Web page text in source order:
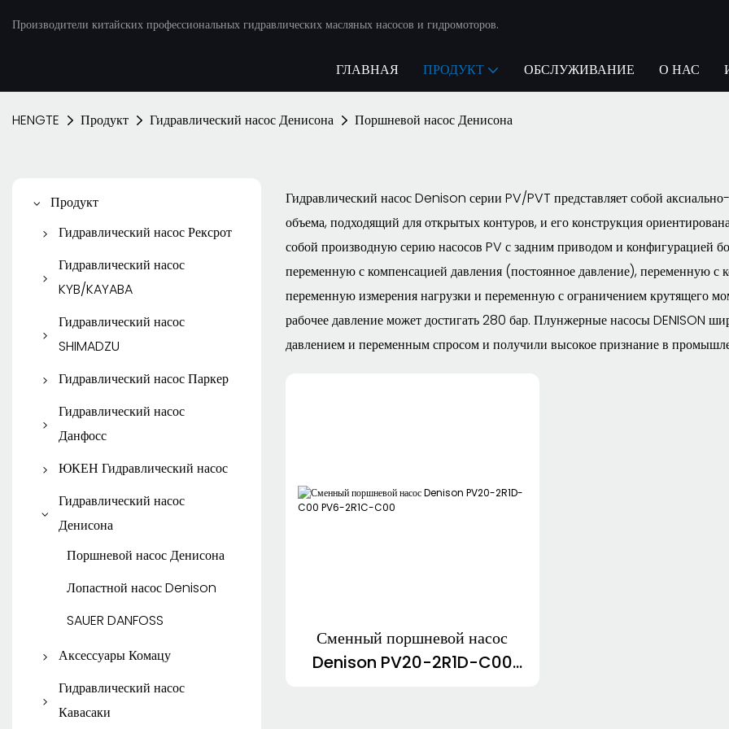
Производители китайских профессиональных гидравлических масляных насосов и гидромоторов.
ГЛАВНАЯ ПРОДУКТ ОБСЛУЖИВАНИЕ О НАС
HENGTE Продукт Гидравлический насос Денисона Поршневой насос Денисона
Продукт
Гидравлический насос Рексрот
Поршневой насос Рексрот
Рексрот лопастной насос
Шестеренчатый насос
Рексрот
Гидравлический двигатель
Рексрот
Гидравлический насос
KYB/KAYABA
Шестеренчатый насос
KYB/KAYABA
KYB Поршневой насос
KYB Путешествие Мотор
Гидравлический насос
SHIMADZU
Шестеренчатый насос
Гидравлический насос Паркер
Поршневой насос Паркер
Паркер лопастной насос
Шестеренчатый насос
Паркер
Гидравлический двигатель
Паркер
Гидравлический насос
Данфосс
Поршневой насос Данфосс
Шестеренчатый насос
Данфосс
ЮКЕН Гидравлический насос
ЮКЕН поршневой насос
YUKEN лопастной насос
Гидравлический насос
Денисона
Поршневой насос Денисона
Лопастной насос Denison
SAUER DANFOSS
Аксессуары Комацу
Запасные части Комацу
Гидравлический насос
Кавасаки
Гидравлический насос Denison серии PV/PVT представляет собой
объема, подходящий для открытых контуров, и его конструкция
собой производную серию насосов PV с задним приводом и конфигурацией
переменную с компенсацией давления (постоянное давление), переменную с
переменную измерения нагрузки и переменную с ограничением крутящего
рабочее давление может достигать 280 бар. Плунжерные насосы DENISON
давлением и переменным спросом и получили высокое признание в
Сменный поршневой насос
Denison PV20-2R1D-C00